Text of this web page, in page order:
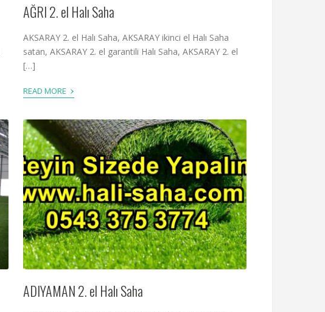
AĞRI 2. el Halı Saha
AKSARAY 2. el Halı Saha, AKSARAY ikinci el Halı Saha
satan, AKSARAY 2. el garantili Halı Saha, AKSARAY 2. el
[…]
READ MORE ›
ADIYAMAN 2. el Halı Saha